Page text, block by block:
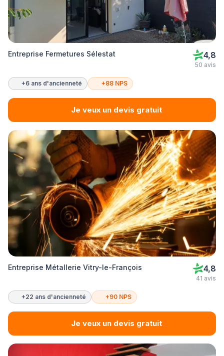
Entreprise Fermetures Sélestat 4,8
50 avis
+6 ans d'ancienneté +88 NPS
Je veux un devis gratuit
Entreprise Métallerie Vitry-le-François 4,8
41 avis
+22 ans d'ancienneté +90 NPS
Je veux un devis gratuit